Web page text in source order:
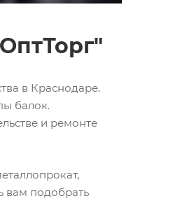
в Краснодаре.
балок.
и ремонте
вам подобрать